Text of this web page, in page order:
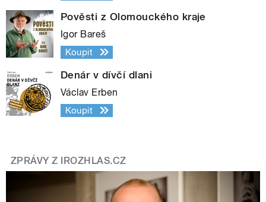
Pověsti z Olomouckého kraje
Igor Bareš
Koupit
Denár v dívčí dlani
Václav Erben
Koupit
ZPRÁVY Z IROZHLAS.CZ